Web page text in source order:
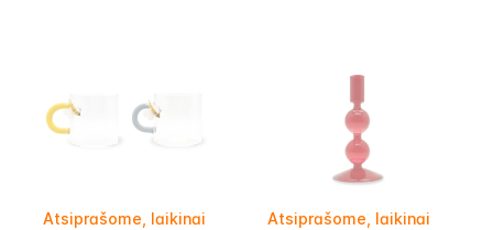
Atsiprašome, laikinai
Atsiprašome, laikinai